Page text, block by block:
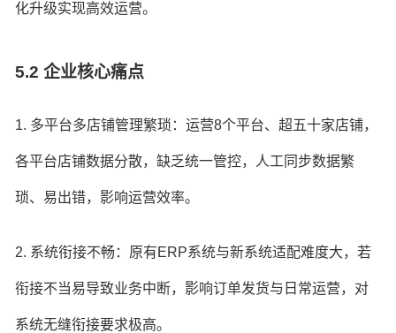
化升级实现高效运营。
5.2 企业核心痛点
1. 多平台多店铺管理繁琐：运营8个平台、超五十家店铺，
各平台店铺数据分散，缺乏统一管控，人工同步数据繁
琐、易出错，影响运营效率。
2. 系统衔接不畅：原有ERP系统与新系统适配难度大，若
衔接不当易导致业务中断，影响订单发货与日常运营，对
系统无缝衔接要求极高。